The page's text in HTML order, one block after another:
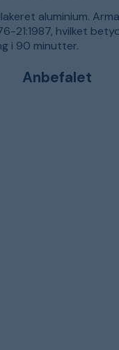
aluminium.
21:1987, hvilket
i 90 minutter.
Anbefalet